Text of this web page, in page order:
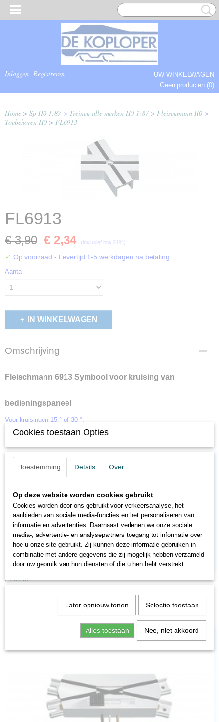
Inloggen Registreren
UW WINKELWAGEN
Geen producten (0)
Home > Sp H0 1:87> Treinen alle merken H0 1:87> Fleischmann H0 >
Toebehoren H0 > FL6913
FL6913
€ 3,90 € 2,34 (inclusief btw 21%)
✓ Op voorraad - Levertijd 1-5 werkdagen na betaling
Aantal
IN WINKELWAGEN
Omschrijving
Fleischmann 6913 Symbool voor kruising van
bedieningspaneel
Voor kruisingen 15 ° of 30 °.
FL6908
€ 14,97
Cookies toestaan Opties
Toestemming Details Over
Op deze website worden cookies gebruikt
Cookies worden door ons gebruikt voor verkeersanalyse, het
aanbieden van sociale media-functies en het personaliseren van
informatie en advertenties. Daarnaast verlenen we onze sociale
media-, advertentie- en analysepartners toegang tot informatie over
hoe u onze site gebruikt. Zij kunnen deze informatie gebruiken in
combinatie met andere gegevens die zij mogelijk hebben verzameld
door uw gebruik van hun diensten of die u hen hebt verstrekt.
Later opnieuw tonen Selectie toestaan
Alles toestaan Nee, niet akkoord